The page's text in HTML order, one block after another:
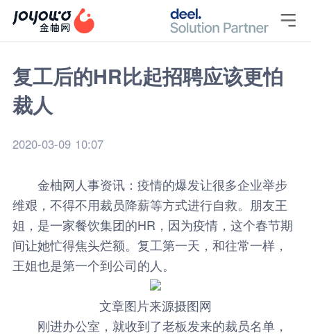

复工后的HR比起招聘应该更怕
裁人
2020-03-09 10:07
金柚网 人事资讯：疫情的爆发让很多企业举步
维艰，不得不用裁员降薪等方式进行自救。朋友王
姐，是一家餐饮集团的HR，因为疫情，这个春节期
间让她忙得焦头烂额。复工第一天，和往常一样，
王姐也是第一个到公司的人。
文章图片来源摄图网
刚进办公室，就收到了老板发来的裁员名单，